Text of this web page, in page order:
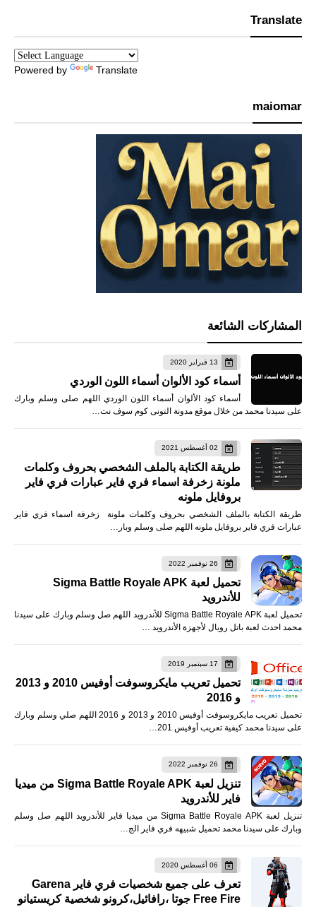
Translate
Powered by Translate
maiomar
المشاركات الشائعة
13 فبراير 2020
أسماء كود الألوان أسماء اللون الوردي
أسماء كود الألوان أسماء اللون الوردي اللهم صلى وسلم وبارك
على سيدنا محمد من خلال موقع مدونة التونى كوم سوف نت…
02 أغسطس 2021
طريقة الكتابة بالملف الشخصي بحروف وكلمات
ملونة زخرفة اسماء فري فاير عبارات فري فاير
بروفايل ملونه
طريقة الكتابة بالملف الشخصي بحروف وكلمات ملونة زخرفة اسماء فري فاير
عبارات فري فاير بروفايل ملونه اللهم صلى وسلم وبار…
26 نوفمبر 2022
تحميل لعبة Sigma Battle Royale APK
للأندرويد
تحميل لعبة Sigma Battle Royale APK للأندرويد اللهم صل وسلم وبارك على سيدنا
محمد احدث لعبة باتل رويال لأجهزة الأندرويد …
17 سبتمبر 2019
تحميل تعريب مايكروسوفت أوفيس 2010 و 2013
و 2016
تحميل تعريب مايكروسوفت أوفيس 2010 و 2013 و 2016 اللهم صلي وسلم وبارك
على سيدنا محمد كيفية تعريب أوفيس 201…
26 نوفمبر 2022
تنزيل لعبة Sigma Battle Royale APK من ميديا
فاير للأندرويد
تنزيل لعبة Sigma Battle Royale APK من ميديا فاير للأندرويد اللهم صل وسلم
وبارك على سيدنا محمد تحميل شبيهه فري فاير الج…
06 أغسطس 2020
تعرف على جميع شخصيات فري فاير Garena
Free Fire جوتا ،رافائيل،كرونو شخصية كريستيانو